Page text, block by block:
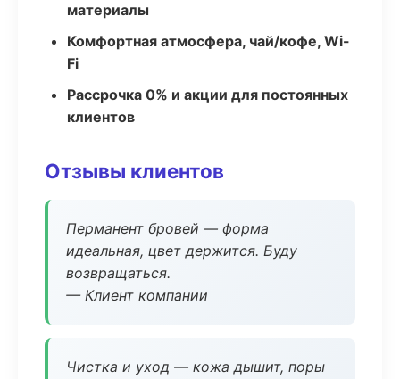
материалы
Комфортная атмосфера, чай/кофе, Wi-
Fi
Рассрочка 0% и акции для постоянных
клиентов
Отзывы клиентов
Перманент бровей — форма
идеальная, цвет держится. Буду
возвращаться.
— Клиент компании
Чистка и уход — кожа дышит, поры